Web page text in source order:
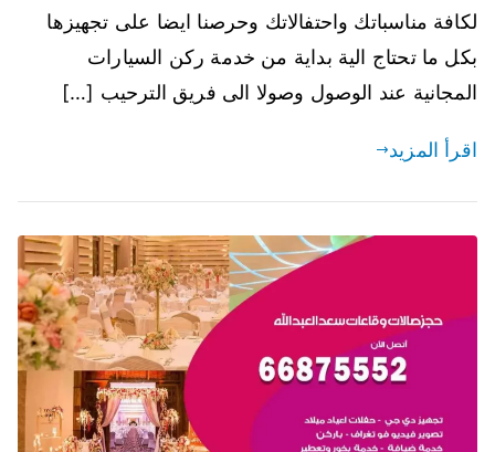
لكافة مناسباتك واحتفالاتك وحرصنا ايضا على تجهيزها
بكل ما تحتاج الية بداية من خدمة ركن السيارات
المجانية عند الوصول وصولا الى فريق الترحيب […]
اقرأ المزيد